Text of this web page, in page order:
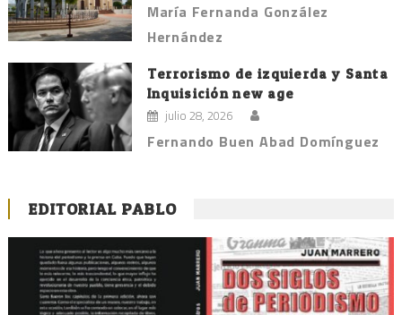
María Fernanda González
Hernández
Terrorismo de izquierda y Santa
Inquisición new age
julio 28, 2026
Fernando Buen Abad Domínguez
EDITORIAL PABLO